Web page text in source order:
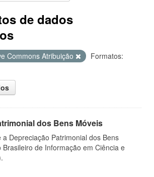
de dados
Commons Atribuição
Formatos:
dos Bens Móveis
Depreciação Patrimonial dos Bens
Brasileiro de Informação em Ciência e